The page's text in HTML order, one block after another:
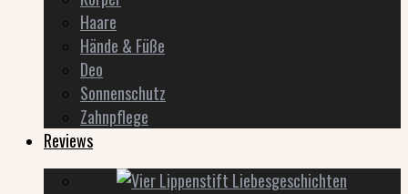
Haare
Hände & Füße
Deo
Sonnenschutz
Zahnpflege
Reviews